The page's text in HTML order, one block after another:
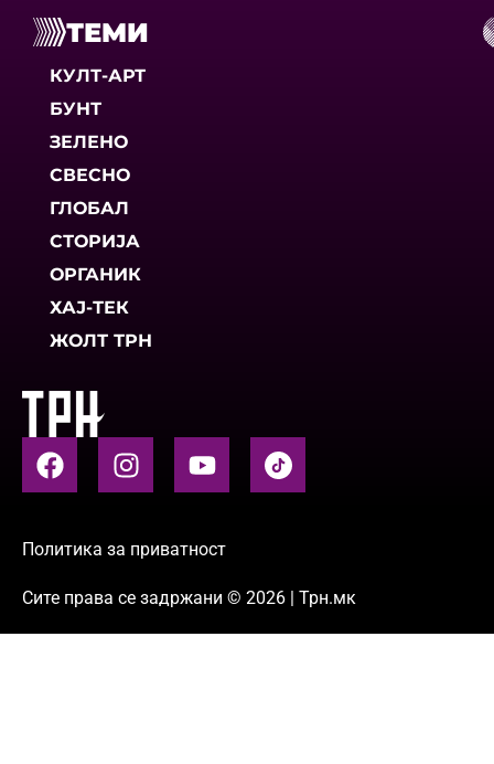
ТЕМИ
КУЛТ-АРТ
БУНТ
ЗЕЛЕНО
СВЕСНО
ГЛОБАЛ
СТОРИЈА
ОРГАНИК
ХАЈ-ТЕК
ЖОЛТ ТРН
Политика за приватност
Сите права се задржани © 2026 | Трн.мк